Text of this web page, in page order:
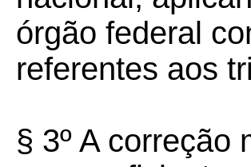
órgão federal
referentes aos
§ 3º A correção